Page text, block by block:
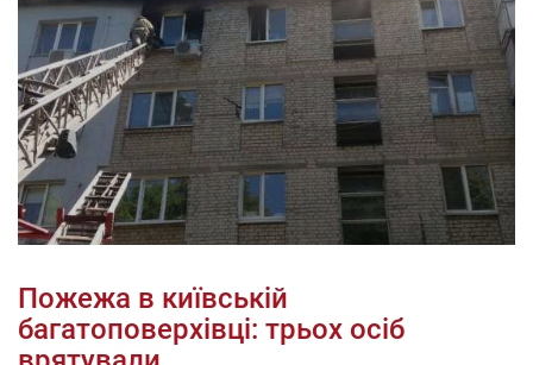
Пожежа в київській
багатоповерхівці: трьох осіб